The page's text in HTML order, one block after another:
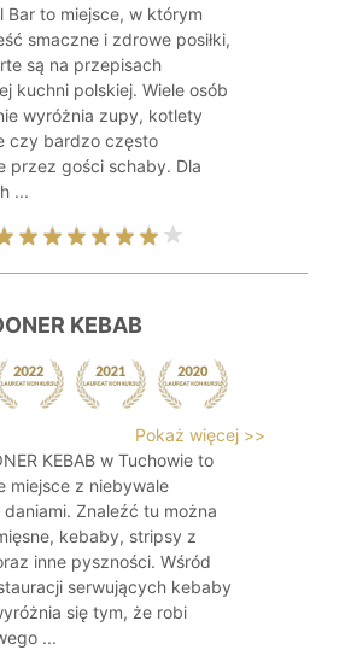
Bar to miejsce, w którym
smaczne i zdrowe posiłki,
są na przepisach
kuchni polskiej. Wiele osób
wyróżnia zupy, kotlety
czy bardzo często
przez gości schaby. Dla
...
KEBAB
Pokaż więcej >>
KEBAB w Tuchowie to
miejsce z niebywale
Znaleźć tu można
kebaby, stripsy z
inne pyszności. Wśród
serwujących kebaby
się tym, że robi
...